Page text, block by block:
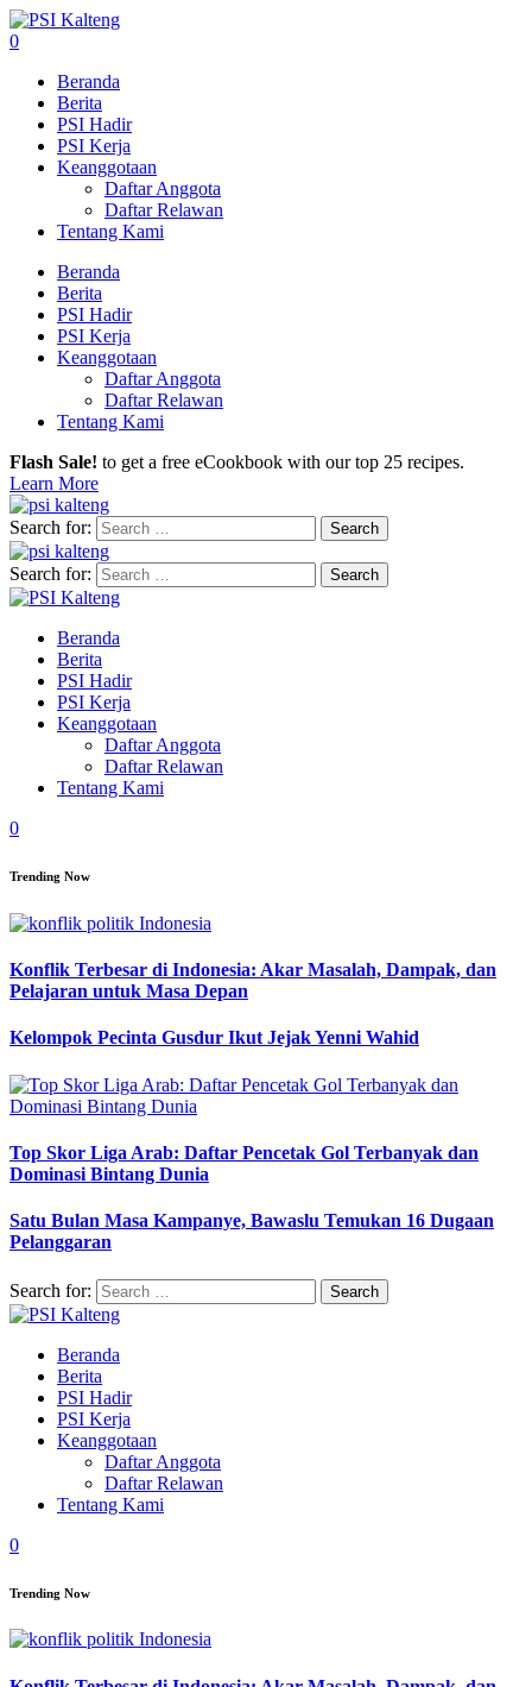
0
Beranda
Berita
PSI Hadir
PSI Kerja
Keanggotaan
Daftar Anggota
Daftar Relawan
Tentang Kami
Beranda
Berita
PSI Hadir
PSI Kerja
Keanggotaan
Daftar Anggota
Daftar Relawan
Tentang Kami
Flash Sale! to get a free eCookbook with our top 25 recipes.
Learn More
Search for:
Search for:
Beranda
Berita
PSI Hadir
PSI Kerja
Keanggotaan
Daftar Anggota
Daftar Relawan
Tentang Kami
0
Trending Now
Konflik Terbesar di Indonesia: Akar Masalah, Dampak, dan
Pelajaran untuk Masa Depan
Kelompok Pecinta Gusdur Ikut Jejak Yenni Wahid
Top Skor Liga Arab: Daftar Pencetak Gol Terbanyak dan
Dominasi Bintang Dunia
Satu Bulan Masa Kampanye, Bawaslu Temukan 16 Dugaan
Pelanggaran
Search for:
Beranda
Berita
PSI Hadir
PSI Kerja
Keanggotaan
Daftar Anggota
Daftar Relawan
Tentang Kami
0
Trending Now